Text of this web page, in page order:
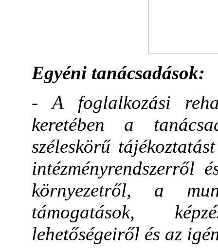
Egyéni tanácsadások:
- A foglalkozási
keretében a
széleskörű
intézményrendszerről
környezetről, a
támogatások,
lehetőségeiről és az